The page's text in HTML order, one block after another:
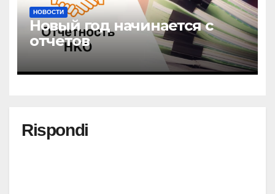
НОВОСТИ
Новый год начинается с
отчетов
Rispondi